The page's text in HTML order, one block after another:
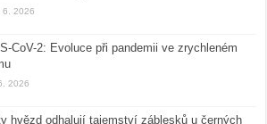
6. 2026
CoV-2: Evoluce při pandemii ve zrychleném
2026
hvězd odhalují tajemství záblesků u černých